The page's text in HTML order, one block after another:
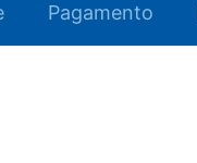
Pagamento